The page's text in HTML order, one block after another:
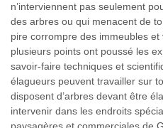
n’interviennent pas seulement
des arbres ou qui menacent de
pire corrompre des immeubles
plusieurs points ont poussé les
savoir-faire techniques et
élagueurs peuvent travailler sur
disposent d’arbres devant être
intervenir dans les endroits